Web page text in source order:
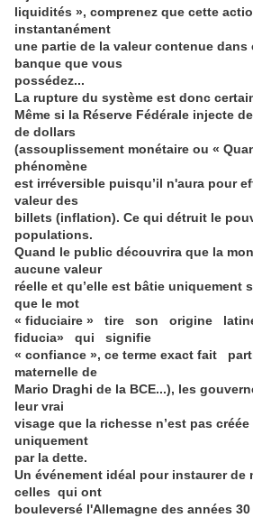
liquidités », comprenez que cette
instantanément
une partie de la valeur contenue dans
banque que vous
possédez...
La rupture du système est donc
Même si la Réserve Fédérale injecte
de dollars
(assouplissement monétaire ou «
phénomène
est irréversible puisqu’il n'aura pour
valeur des
billets (inflation). Ce qui détruit le
populations.
Quand le public découvrira que la
aucune valeur
réelle et qu’elle est bâtie uniquement
que le mot
« fiduciaire » tire son origine
fiducia» qui signifie
« confiance », ce terme exact fait
maternelle de
Mario Draghi de la BCE...), les
leur vrai
visage que la richesse n’est pas
uniquement
par la dette.
Un événement idéal pour instaurer de
celles qui ont
bouleversé l'Allemagne des années